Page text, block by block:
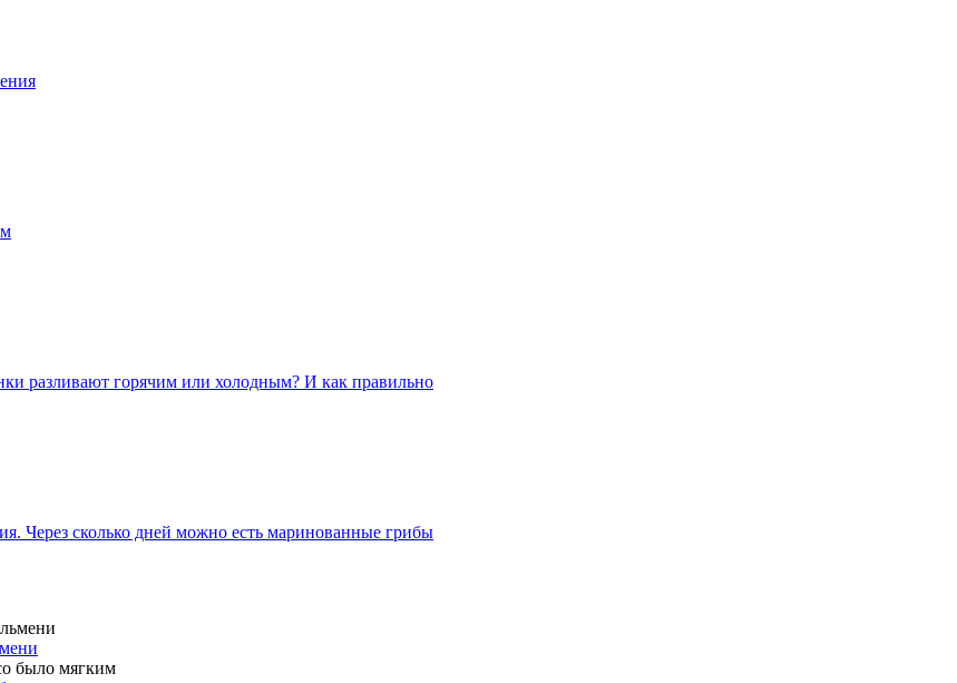
разливают горячим или холодным? И как правильно
Через сколько дней можно есть маринованные грибы